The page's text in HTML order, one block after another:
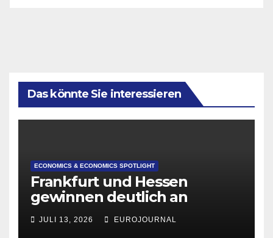
Das könnte Sie interessieren
ECONOMICS & ECONOMICS SPOTLIGHT
Frankfurt und Hessen
gewinnen deutlich an
Attraktivität für Startup-
Gründungen
JULI 13, 2026 EUROJOURNAL